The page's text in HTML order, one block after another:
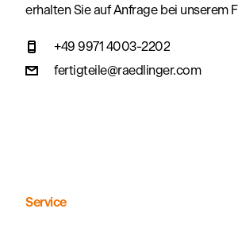
erhalten Sie auf Anfrage bei unserem
+49 9971 4003-2202
fertigteile@raedlinger.com
Service